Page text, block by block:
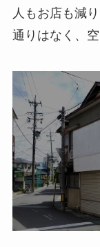
人もお店も減
通りはなく、